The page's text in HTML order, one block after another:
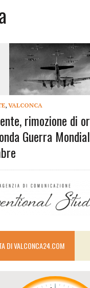
, VALCONCA
rimozione di
Guerra
DI VALCONCA24.COM